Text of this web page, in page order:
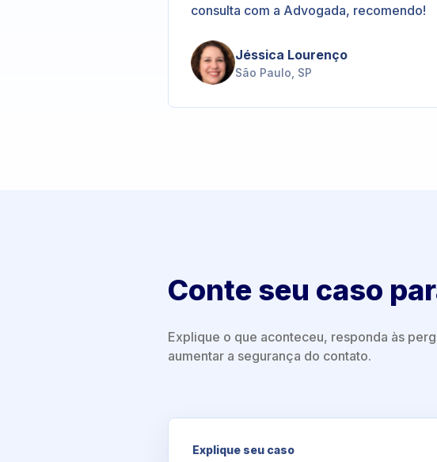
consulta com a Advogada, recomendo!
Jéssica Lourenço
São Paulo, SP
Conte seu caso
Explique o que aconteceu, responda às
aumentar a segurança do contato.
Explique seu caso